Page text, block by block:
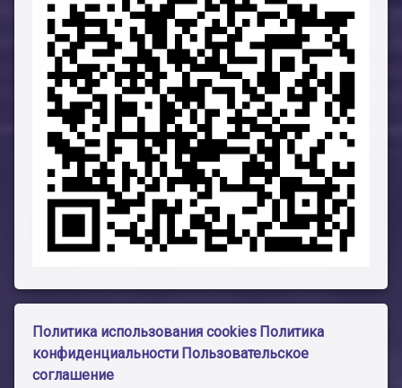
Политика использования cookies Политика
конфиденциальности Пользовательское
соглашение